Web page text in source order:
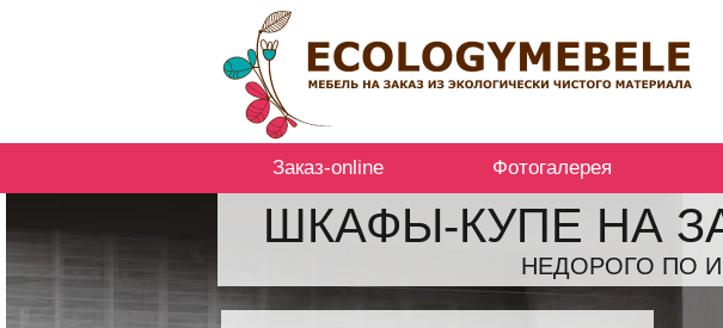
Заказ-online Фотогалерея
ШКАФЫ-КУПЕ НА
НЕДОРОГО ПО